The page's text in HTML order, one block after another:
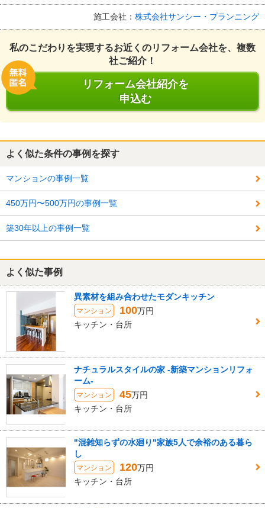
施工会社： 株式会社サンシー・プランニング
私のこだわりを実現するお近くのリフォーム会社を、複数
社ご紹介！
リフォーム会社紹介を
申込む
よく似た条件の事例を探す
マンションの事例一覧
450万円〜500万円の事例一覧
築30年以上の事例一覧
よく似た事例
異素材を組み合わせたモダンキッチン
マンション 100万円
キッチン・台所
ナチュラルスタイルの家 -新築マンションリフォ
ーム-
マンション 45万円
キッチン・台所
"混雑知らずの水廻り"家族5人で余裕のある暮ら
し
マンション 120万円
キッチン・台所